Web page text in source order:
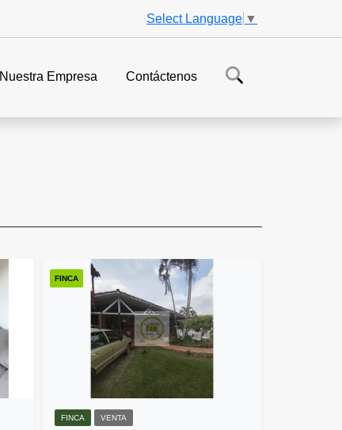
Select Language ▼
Nuestra Empresa Contáctenos
FINCA
FINCA VENTA